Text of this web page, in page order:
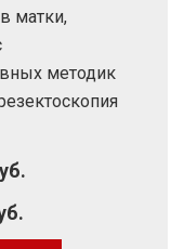
матки,
методик